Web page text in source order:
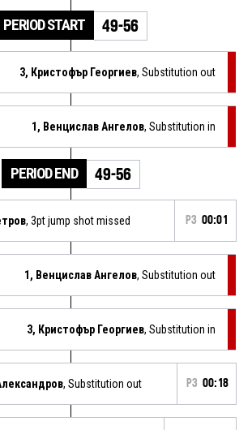
PERIOD START 49-56
3, Кристофър Георгиев, Substitution out
1, Венцислав Ангелов, Substitution in
PERIOD END 49-56
, 3pt jump shot missed P3 00:01
1, Венцислав Ангелов, Substitution out
3, Кристофър Георгиев, Substitution in
, Substitution out P3 00:18